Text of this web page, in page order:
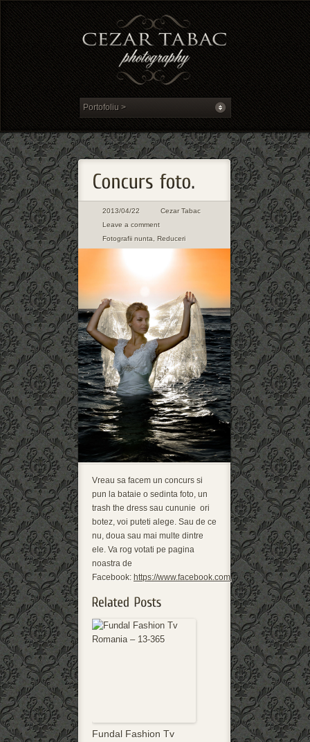
2013/04/22
Cezar Tabac
Leave a comment
Fotografii nunta Reduceri
Vreau sa facem un concurs si
pun la bataie o sedinta foto, un
trash the dress sau cununie ori
botez, voi puteti alege. Sau de ce
nu, doua sau mai multe dintre
ele. Va rog votati pe pagina
noastra de
Facebook: https://www.facebook.com/questions/
Fundal Fashion Tv